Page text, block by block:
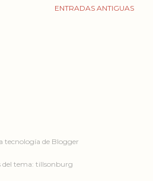
ENTRADAS ANTIGUAS
tecnología de Blogger
del tema: tillsonburg